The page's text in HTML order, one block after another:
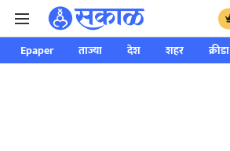
Epaper ताज्या देश शहर क्रीडा